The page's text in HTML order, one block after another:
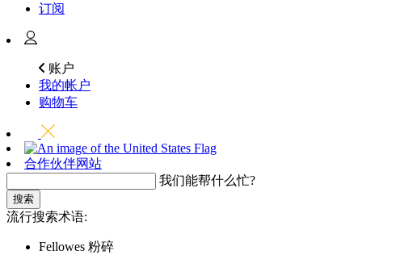
订阅
账户
我的帐户
购物车
合作伙伴网站
我们能帮什么忙?
搜索
流行搜索术语:
Fellowes 粉碎